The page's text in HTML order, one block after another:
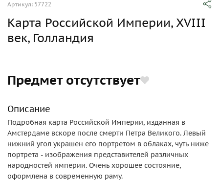
Артикул: 57722
Карта Российской Империи, XVIII
век, Голландия
Предмет отсутствует
Описание
Подробная карта Российской Империи, изданная в
Амстердаме вскоре после смерти Петра Великого. Левый
нижний угол украшен его портретом в облаках, чуть ниже
портрета - изображения представителей различных
народностей империи. Очень хорошее состояние,
оформлена в современную раму.